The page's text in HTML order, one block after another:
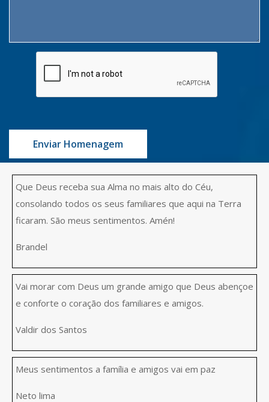
Enviar Homenagem
Que Deus receba sua Alma no mais alto do Céu,
consolando todos os seus familiares que aqui na Terra
ficaram. São meus sentimentos. Amén!
Brandel
Vai morar com Deus um grande amigo que Deus abençoe
e conforte o coração dos familiares e amigos.
Valdir dos Santos
Meus sentimentos a família e amigos vai em paz
Neto lima